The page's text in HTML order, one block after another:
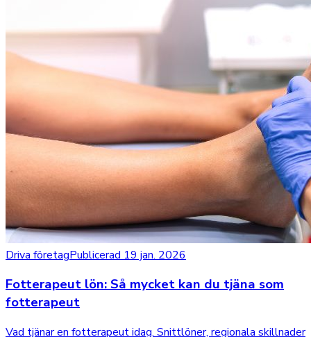
Driva företagPublicerad 19 jan. 2026
Fotterapeut lön: Så mycket kan du tjäna som
fotterapeut
Vad tjänar en fotterapeut idag. Snittlöner, regionala skillnader